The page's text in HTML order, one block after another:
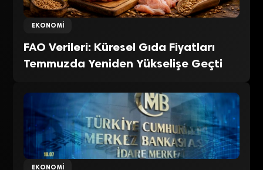
EKONOMI
FAO Verileri: Küresel Gıda Fiyatları
Temmuzda Yeniden Yükselişe Geçti
EKONOMI